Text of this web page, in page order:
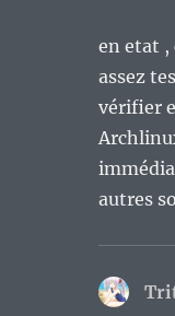
en etat ,
assez
vérifier
autres